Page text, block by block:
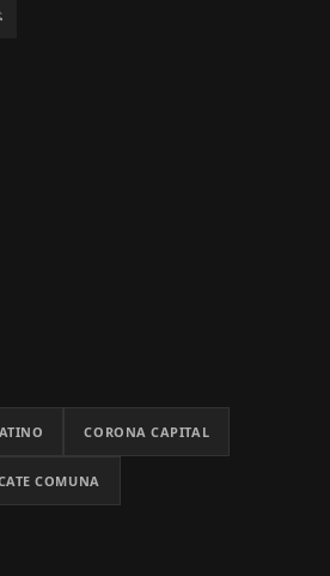
CORONA CAPITAL
COMUNA